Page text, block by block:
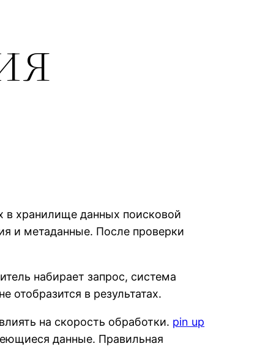
в хранилище данных поисковой
и метаданные. После проверки
набирает запрос, система
отобразится в результатах.
на скорость обработки. pin up
данные. Правильная